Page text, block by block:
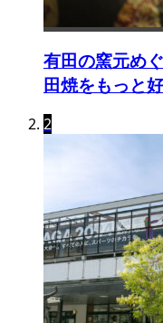
有田の窯元め
田焼をもっと
2